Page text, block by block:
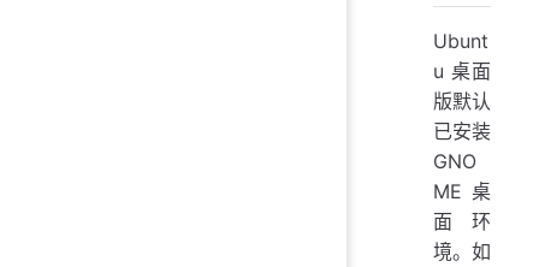
Ubunt
u 桌面
版默认
已安装
GNO
ME 桌
面环
境。如